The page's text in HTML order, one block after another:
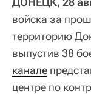
войска за
территорию
выпустив 38
канале
центре по